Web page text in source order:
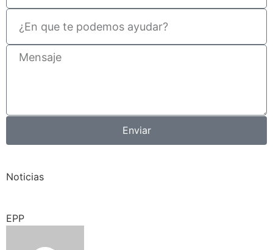
Enviar
Noticias
EPP